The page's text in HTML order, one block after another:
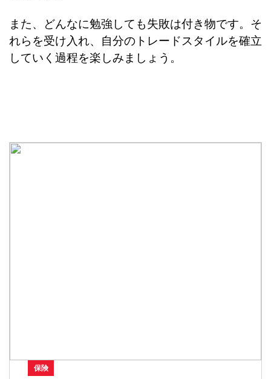
また、どんなに勉強しても失敗は付き物です。そ
れらを受け入れ、自分のトレードスタイルを確立
していく過程を楽しみましょう。
保険